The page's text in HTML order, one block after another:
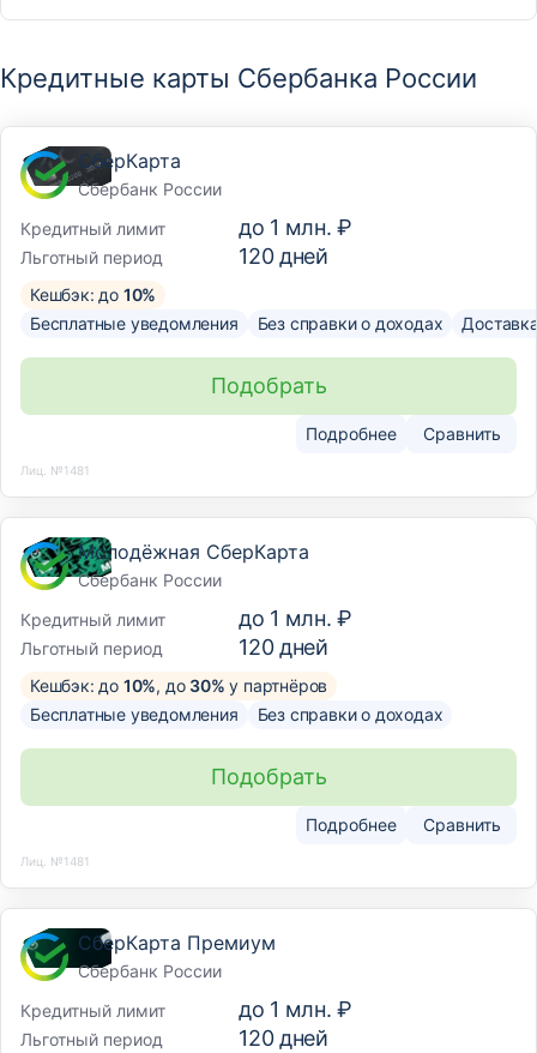
Кредитные карты Сбербанка России
СберКарта
Сбербанк России
Кредитный лимит
до 1 млн. ₽
Льготный период 120дней
Кешбэк: до 10%
Бесплатные уведомления
Без справки о доходах
Подробнее Сравнить
Подобрать
Лиц. №1481
Молодёжная СберКарта
Сбербанк России
Кредитный лимит
до 1 млн. ₽
Льготный период 120дней
Кешбэк: до 10%, до 30% у партнёров
Бесплатные уведомления
Без справки о доходах
Подробнее Сравнить
Подобрать
Лиц. №1481
СберКарта Премиум
Сбербанк России
Кредитный лимит
до 1 млн. ₽
Льготный период 120дней